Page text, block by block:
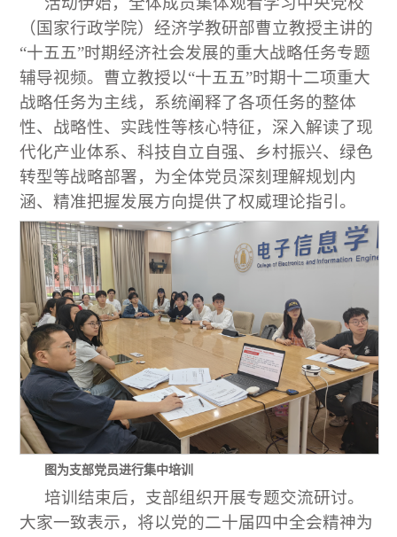
（国家行政学院）经济学教研部曹立教授主讲的
“十五五”时期经济社会发展的重大战略任务专题
辅导视频。曹立教授以“十五五”时期十二项重大
战略任务为主线，系统阐释了各项任务的整体
性、战略性、实践性等核心特征，深入解读了现
代化产业体系、科技自立自强、乡村振兴、绿色
转型等战略部署，为全体党员深刻理解规划内
涵、精准把握发展方向提供了权威理论指引。
图为支部党员进行集中培训
培训结束后，支部组织开展专题交流研讨。
大家一致表示，将以党的二十届四中全会精神为